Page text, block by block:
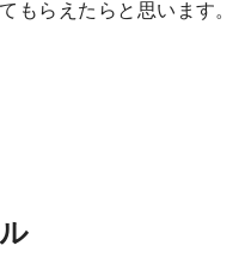
もらえたらと思います。